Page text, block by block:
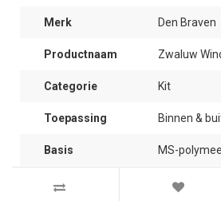
Merk Den Braven
Productnaam Zwaluw
Categorie Kit
Toepassing Binnen &
Basis MS-